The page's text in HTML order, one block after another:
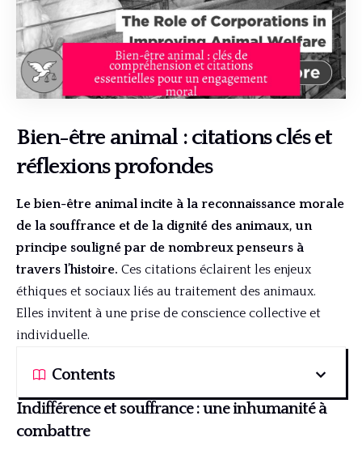
Bien-être animal : citations clés et
réflexions profondes
Le bien-être animal incite à la reconnaissance morale
de la souffrance et de la dignité des animaux, un
principe souligné par de nombreux penseurs à
travers l’histoire. Ces citations éclairent les enjeux
éthiques et sociaux liés au traitement des animaux.
Elles invitent à une prise de conscience collective et
individuelle.
Contents
Indifférence et souffrance : une inhumanité à
combattre